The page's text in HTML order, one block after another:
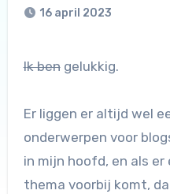
16 april 2023
Ik bengelukkig.
Er liggen er altijd wel
onderwerpen voor
in mijn hoofd, en als
thema voorbij komt,